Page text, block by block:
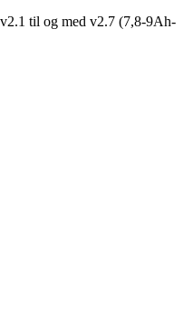
til og med v2.7 (7,8-9Ah-